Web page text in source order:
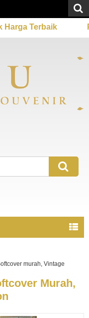
Promo
murah, Vintage
Murah,